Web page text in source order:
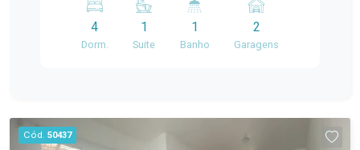
comodidades,
localização privilegiada, você estará a poucos
passos de diversas comodidades, como
supermercados, restaurantes, lojas e escolas. A
iluminados, proporcionando um ambiente
acolhedor. A sala de estar é ideal para receber
4
Dorm.
1
Suite
1
Banho
2
Garagens
Cód. 50437